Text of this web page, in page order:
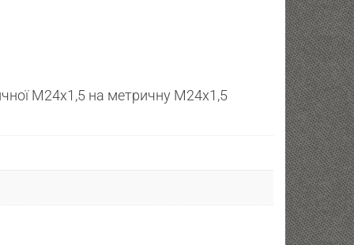
М24х1,5 на метричну М24х1,5